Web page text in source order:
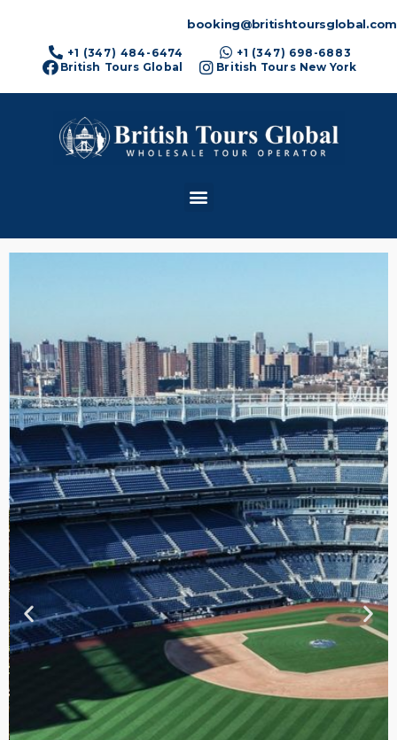
booking@britishtoursglobal.com
+1 (347) 484-6474
+1 (347) 698-6883
British Tours Global
British Tours New York
TOUR DE
CONTRASTES